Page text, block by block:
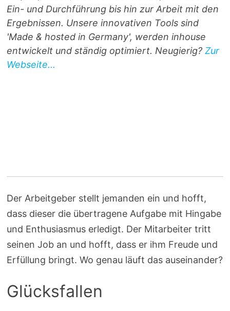
Ein- und Durchführung bis hin zur Arbeit mit den
Ergebnissen. Unsere innovativen Tools sind
'Made & hosted in Germany', werden inhouse
entwickelt und ständig optimiert. Neugierig?Zur
Webseite...
Der Arbeitgeber stellt jemanden ein und hofft,
dass dieser die übertragene Aufgabe mit Hingabe
und Enthusiasmus erledigt. Der Mitarbeiter tritt
seinen Job an und hofft, dass er ihm Freude und
Erfüllung bringt. Wo genau läuft das auseinander?
Glücksfallen